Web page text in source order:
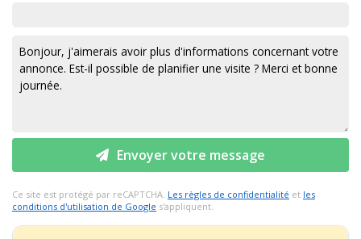
Envoyer votre message
Ce site est protégé par reCAPTCHA. Les règles de confidentialité et les
conditions d'utilisation de Google s'appliquent.